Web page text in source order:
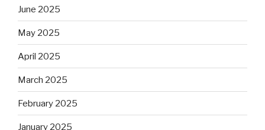
June 2025
May 2025
April 2025
March 2025
February 2025
January 2025